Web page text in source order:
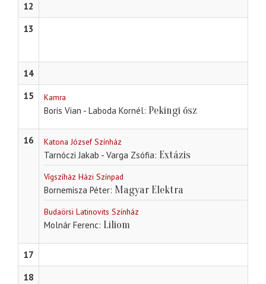
12
13
14
15
Kamra
Boris Vian - Laboda Kornél Pekingi ősz
16 Katona József Színház
Tarnóczi Jakab - Varga Zsófia Extázis
Vígszíház Házi Színpad
Bornemisza Péter Magyar Elektra
Budaörsi Latinovits Színház
Molnár Ferenc Liliom
17
18